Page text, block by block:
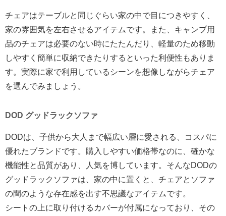
チェアはテーブルと同じぐらい家の中で目につきやすく、
家の雰囲気を左右させるアイテムです。また、キャンプ用
品のチェアは必要のない時にたたんだり、軽量のため移動
しやすく簡単に収納できたりするといった利便性もありま
す。実際に家で利用しているシーンを想像しながらチェア
を選んでみましょう。
DOD グッドラックソファ
DODは、子供から大人まで幅広い層に愛される、コスパに
優れたブランドです。購入しやすい価格帯なのに、確かな
機能性と品質があり、人気を博しています。そんなDODの
グッドラックソファは、家の中に置くと、チェアとソファ
の間のような存在感を出す不思議なアイテムです。
シートの上に取り付けるカバーが付属になっており、その